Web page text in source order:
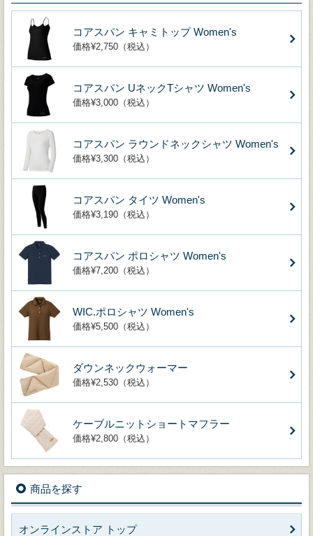
コアスパン キャミトップ Women's
価格¥2,750（税込）
コアスパン UネックTシャツ Women's
価格¥3,000（税込）
コアスパン ラウンドネックシャツ Women's
価格¥3,300（税込）
コアスパン タイツ Women's
価格¥3,190（税込）
コアスパン ポロシャツ Women's
価格¥7,200（税込）
WIC.ポロシャツ Women's
価格¥5,500（税込）
ダウンネックウォーマー
価格¥2,530（税込）
ケーブルニットショートマフラー
価格¥2,800（税込）
商品を探す
オンラインストア トップ